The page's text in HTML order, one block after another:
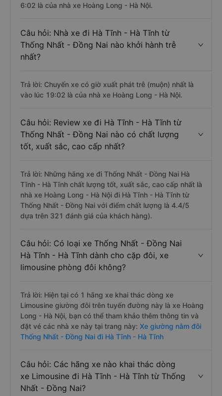
6:02 là của nhà xe Hoàng Long - Hà Nội.
Câu hỏi: Nhà xe đi Hà Tĩnh - Hà Tĩnh từ
Thống Nhất - Đồng Nai nào khởi hành trễ
nhất?
Trả lời: Chuyến xe có giờ xuất phát trễ (muộn) nhất là
vào lúc 19:02 là của nhà xe Hoàng Long - Hà Nội.
Câu hỏi: Review xe đi Hà Tĩnh - Hà Tĩnh từ
Thống Nhất - Đồng Nai nào có chất lượng
tốt, xuất sắc, cao cấp nhất?
Trả lời: Những hãng xe đi Thống Nhất - Đồng Nai Hà
Tĩnh - Hà Tĩnh chất lượng tốt, xuất sắc, cao cấp nhất là
nhà xe Hoàng Long - Hà Nội đi Hà Tĩnh - Hà Tĩnh từ
Thống Nhất - Đồng Nai với điểm chất lượng là 4.4/5
dựa trên 321 đánh giá của khách hàng).
Câu hỏi: Có loại xe Thống Nhất - Đồng Nai
Hà Tĩnh - Hà Tĩnh dành cho cặp đôi, xe
limousine phòng đôi không?
Trả lời: Hiện tại có 1 hãng xe khai thác dòng xe
Limousine giường đôi trên tuyến đường này là xe Hoàng
Long - Hà Nội, bạn có thể tham khảo thêm thông tin và
đặt vé các nhà xe này tại trang này: Xe giường nằm đôi
Thống Nhất - Đồng Nai đi Hà Tĩnh - Hà Tĩnh
Câu hỏi: Các hãng xe nào khai thác dòng
xe Limousine đi Hà Tĩnh - Hà Tĩnh từ Thống
Nhất - Đồng Nai?